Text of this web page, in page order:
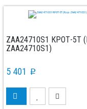
ZAA24710S1 КРОТ-5Т
ZAA24710S1)
5 401 p